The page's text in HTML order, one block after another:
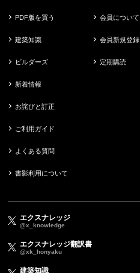
PDF版を買う
建築知識
ビルダーズ
新着情報
お詫びと訂正
ご利用ガイド
よくある質問
書影利用について
会員について
会員新規登録
定期購読
エクスナレッジ
@x_knowledge
エクスナレッジ翻訳書
@xk_honyaku
建築知識